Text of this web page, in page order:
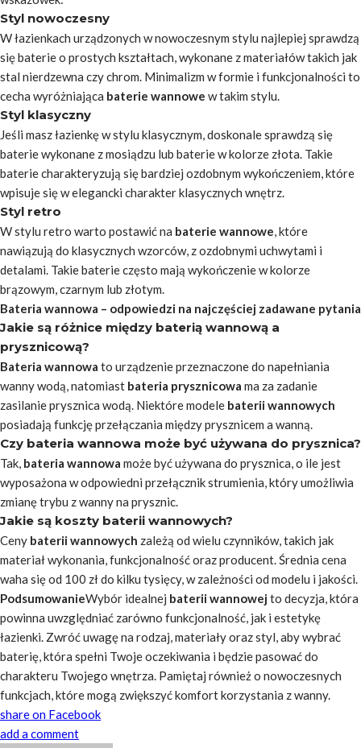
Styl nowoczesny
W łazienkach urządzonych w nowoczesnym stylu najlepiej sprawdzą
się baterie o prostych kształtach, wykonane z materiałów takich jak
stal nierdzewna czy chrom. Minimalizm w formie i funkcjonalności to
cecha wyróżniająca baterie wannowe w takim stylu.
Styl klasyczny
Jeśli masz łazienkę w stylu klasycznym, doskonale sprawdzą się
baterie wykonane z mosiądzu lub baterie w kolorze złota. Takie
baterie charakteryzują się bardziej ozdobnym wykończeniem, które
wpisuje się w elegancki charakter klasycznych wnętrz.
Styl retro
W stylu retro warto postawić na baterie wannowe, które
nawiązują do klasycznych wzorców, z ozdobnymi uchwytami i
detalami. Takie baterie często mają wykończenie w kolorze
brązowym, czarnym lub złotym.
Bateria wannowa – odpowiedzi na najczęściej zadawane pytania
Jakie są różnice między baterią wannową a
prysznicową?
Bateria wannowa to urządzenie przeznaczone do napełniania
wanny wodą, natomiast bateria prysznicowa ma za zadanie
zasilanie prysznica wodą. Niektóre modele baterii wannowych
posiadają funkcję przełączania między prysznicem a wanną.
Czy bateria wannowa może być używana do prysznica?
Tak, bateria wannowa może być używana do prysznica, o ile jest
wyposażona w odpowiedni przełącznik strumienia, który umożliwia
zmianę trybu z wanny na prysznic.
Jakie są koszty baterii wannowych?
Ceny baterii wannowych zależą od wielu czynników, takich jak
materiał wykonania, funkcjonalność oraz producent. Średnia cena
waha się od 100 zł do kilku tysięcy, w zależności od modelu i jakości.
PodsumowanieWybór idealnej baterii wannowejto decyzja, która
powinna uwzględniać zarówno funkcjonalność, jak i estetykę
łazienki. Zwróć uwagę na rodzaj, materiały oraz styl, aby wybrać
baterię, która spełni Twoje oczekiwania i będzie pasować do
charakteru Twojego wnętrza. Pamiętaj również o nowoczesnych
funkcjach, które mogą zwiększyć komfort korzystania z wanny.
share on Facebook
add a comment